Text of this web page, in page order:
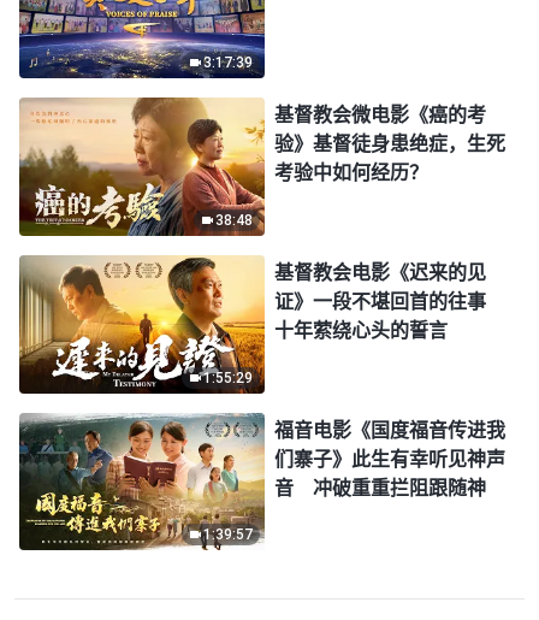
3:17:39
38:48
基督教会微电影《癌的考
验》基督徒身患绝症，生死
考验中如何经历？
1:55:29
基督教会电影《迟来的见
证》一段不堪回首的往事
十年萦绕心头的誓言
1:39:57
福音电影《国度福音传进我
们寨子》此生有幸听见神声
音 冲破重重拦阻跟随神